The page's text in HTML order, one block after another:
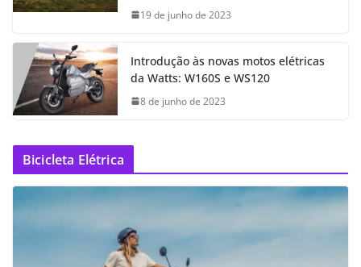
19 de junho de 2023
Introdução às novas motos elétricas
da Watts: W160S e WS120
8 de junho de 2023
Bicicleta Elétrica